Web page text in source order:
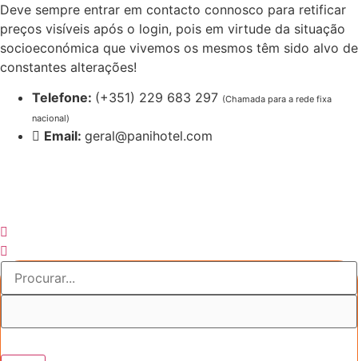
Pular
para
o
conteúdo
Deve sempre entrar em contacto connosco para retificar
preços visíveis após o login, pois em virtude da situação
socioeconómica que vivemos os mesmos têm sido alvo de
constantes alterações!
Telefone: (+351) 229 683 297 (Chamada para a rede fixa
nacional)
Email: geral@panihotel.com